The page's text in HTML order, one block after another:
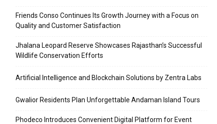
Friends Conso Continues Its Growth Journey with a Focus on
Quality and Customer Satisfaction
Jhalana Leopard Reserve Showcases Rajasthan’s Successful
Wildlife Conservation Efforts
Artificial Intelligence and Blockchain Solutions by Zentra Labs
Gwalior Residents Plan Unforgettable Andaman Island Tours
Phodeco Introduces Convenient Digital Platform for Event